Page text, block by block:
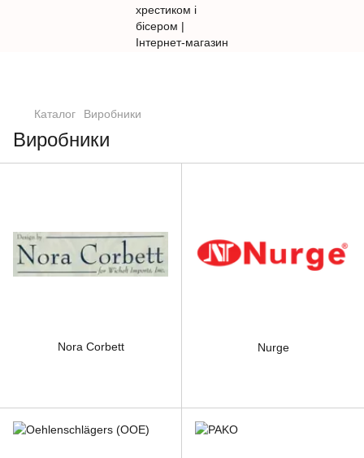
Каталог Виробники
Виробники
Nora Corbett Nurge